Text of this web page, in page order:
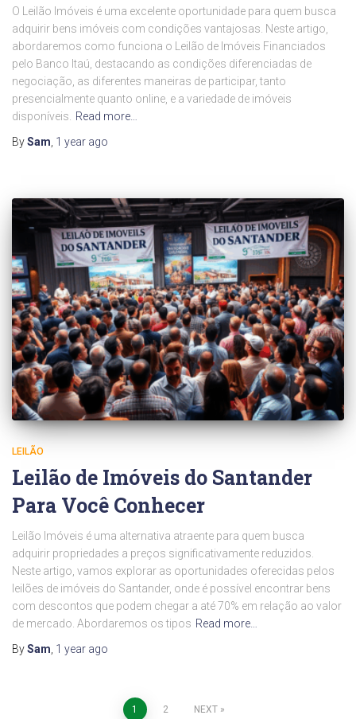
O Leilão Imóveis é uma excelente oportunidade para quem busca
adquirir bens imóveis com condições vantajosas. Neste artigo,
abordaremos como funciona o Leilão de Imóveis Financiados
pelo Banco Itaú, destacando as condições diferenciadas de
negociação, as diferentes maneiras de participar, tanto
presencialmente quanto online, e a variedade de imóveis
disponíveis.
Read more…
BySam 1 year ago
LEILÃO
Leilão de Imóveis do Santander
Para Você Conhecer
Leilão Imóveis é uma alternativa atraente para quem busca
adquirir propriedades a preços significativamente reduzidos.
Neste artigo, vamos explorar as oportunidades oferecidas pelos
leilões de imóveis do Santander, onde é possível encontrar bens
com descontos que podem chegar a até 70% em relação ao valor
de mercado. Abordaremos os tipos Read more…
BySam 1 year ago
1 2 NEXT